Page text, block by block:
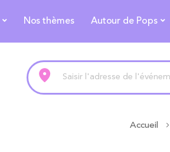
Nos thèmes Autour de Pops
Accueil